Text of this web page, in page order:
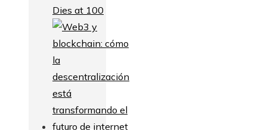
Dies at 100